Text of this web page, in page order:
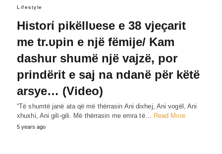
Lifestyle
Historί pikëllυese e 38 vjeçarit
me tr.υpin e një fëmije/ Kam
dashur shumë një vajzë, por
prindërit e saj na ndanë për këtë
arsye… (Video)
“Të shumtë janë ata që më thërrasin Ani dixhej, Ani vogël, Ani
xhuxhi, Ani gili-gili. Më thërrasin me emra të… Read More
5 years ago